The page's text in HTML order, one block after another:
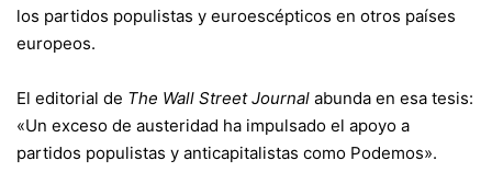
los partidos populistas y euroescépticos en otros países
europeos.
El editorial de The Wall Street Journal abunda en esa tesis:
«Un exceso de austeridad ha impulsado el apoyo a
partidos populistas y anticapitalistas como Podemos».